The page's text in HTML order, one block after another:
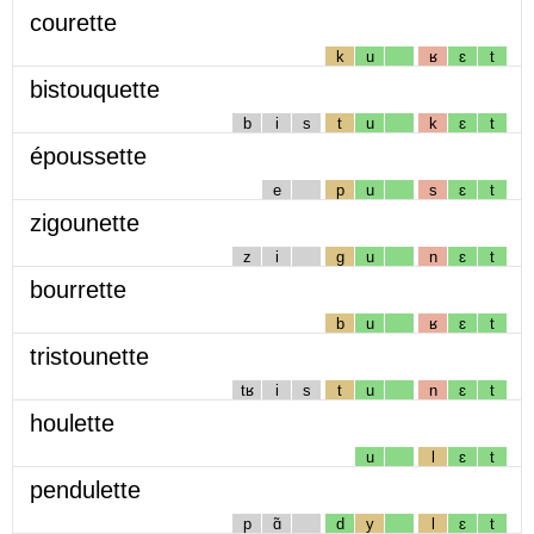
courette
k u ʁ ɛ t
bistouquette
b i s t u k ɛ t
époussette
e p u s ɛ t
zigounette
z i g u n ɛ t
bourrette
b u ʁ ɛ t
tristounette
tʁ i s t u n ɛ t
houlette
u l ɛ t
pendulette
p ɑ̃ d y l ɛ t